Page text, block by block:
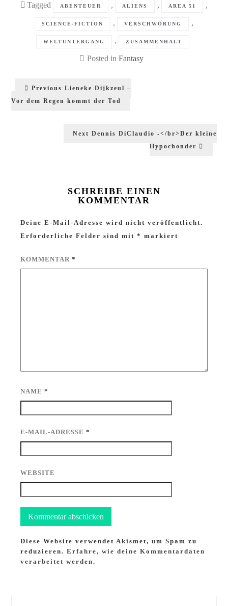
Tagged ABENTEUER , ALIENS , AREA 51 ,
SCIENCE-FICTION , VERSCHWÖRUNG ,
WELTUNTERGANG , ZUSAMMENHALT
Posted in Fantasy
Beitragsnavigation
Previous Previous
Lieneke Dijkzeul –
Vor dem Regen kommt der Tod
Next Next
Dennis DiClaudio -</br>Der kleine
Hypochonder
SCHREIBE EINEN
KOMMENTAR
Deine E-Mail-Adresse wird nicht veröffentlicht.
Erforderliche Felder sind mit* markiert
KOMMENTAR*
NAME*
E-MAIL-ADRESSE*
WEBSITE
Diese Website verwendet Akismet, um Spam zu
reduzieren.Erfahre, wie deine Kommentardaten
verarbeitet werden.